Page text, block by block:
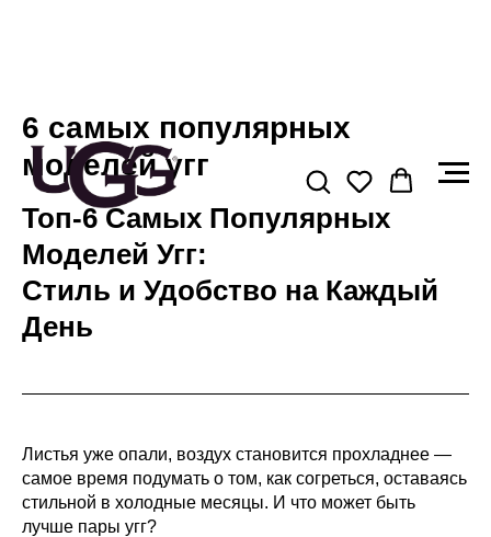
6 самых популярных
моделей угг
Топ-6 Самых Популярных
Моделей Угг:
Стиль и Удобство на Каждый
День
Листья уже опали, воздух становится прохладнее —
самое время подумать о том, как согреться, оставаясь
стильной в холодные месяцы. И что может быть
лучше пары угг?